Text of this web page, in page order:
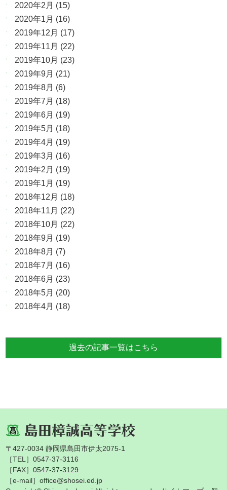
2020年2月 (15)
2020年1月 (16)
2019年12月 (17)
2019年11月 (22)
2019年10月 (23)
2019年9月 (21)
2019年8月 (6)
2019年7月 (18)
2019年6月 (19)
2019年5月 (18)
2019年4月 (19)
2019年3月 (16)
2019年2月 (19)
2019年1月 (19)
2018年12月 (18)
2018年11月 (22)
2018年10月 (22)
2018年9月 (19)
2018年8月 (7)
2018年7月 (16)
2018年6月 (23)
2018年5月 (20)
2018年4月 (18)
過去の記事一覧はこちら
〒427-0034 静岡県島田市伊太2075-1
［TEL］0547-37-3116
［FAX］0547-37-3129
［e-mail］office@shosei.ed.jp